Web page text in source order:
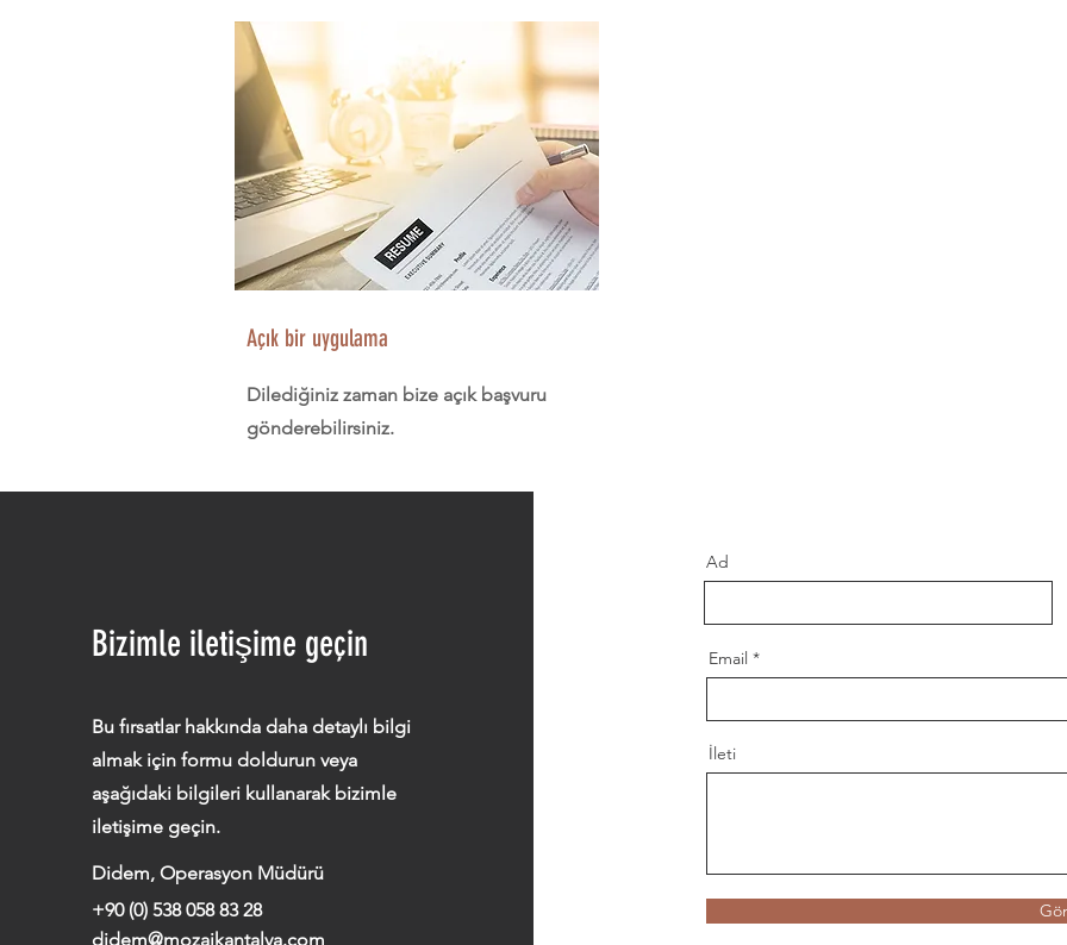
Açık bir uygulama
Dilediğiniz zaman bize açık başvuru
gönderebilirsiniz.
Bizimle iletişime geçin
Bu fırsatlar hakkında daha detaylı bilgi
almak için formu doldurun veya
aşağıdaki bilgileri kullanarak bizimle
iletişime geçin.
Didem, Operasyon Müdürü
+90 (0) 538 058 83 28
didem@mozaikantalya.com
Ad
Email
İleti